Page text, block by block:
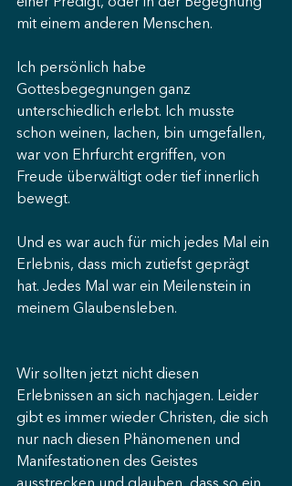
mit einem anderen Menschen.
Ich persönlich habe
Gottesbegegnungen ganz
unterschiedlich erlebt. Ich musste
schon weinen, lachen, bin umgefallen,
war von Ehrfurcht ergriffen, von
Freude überwältigt oder tief innerlich
bewegt.
Und es war auch für mich jedes Mal ein
Erlebnis, dass mich zutiefst geprägt
hat. Jedes Mal war ein Meilenstein in
meinem Glaubensleben.
Wir sollten jetzt nicht diesen
Erlebnissen an sich nachjagen. Leider
gibt es immer wieder Christen, die sich
nur nach diesen Phänomenen und
Manifestationen des Geistes